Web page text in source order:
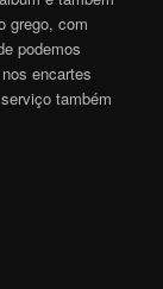
grego, com
podemos
encartes
também